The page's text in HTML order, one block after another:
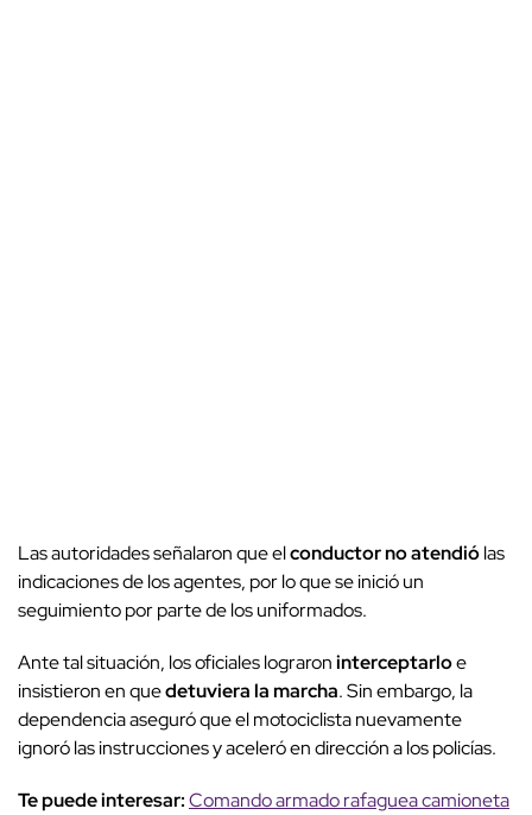
Las autoridades señalaron que elconductor no atendiólas
indicaciones de los agentes, por lo que se inició un
seguimiento por parte de los uniformados.
Ante tal situación, los oficiales lograroninterceptarloe
insistieron en quedetuviera la marcha. Sin embargo, la
dependencia aseguró que el motociclista nuevamente
ignoró las instrucciones y aceleró en dirección a los policías.
Te puede interesar:Comando armado rafaguea camioneta